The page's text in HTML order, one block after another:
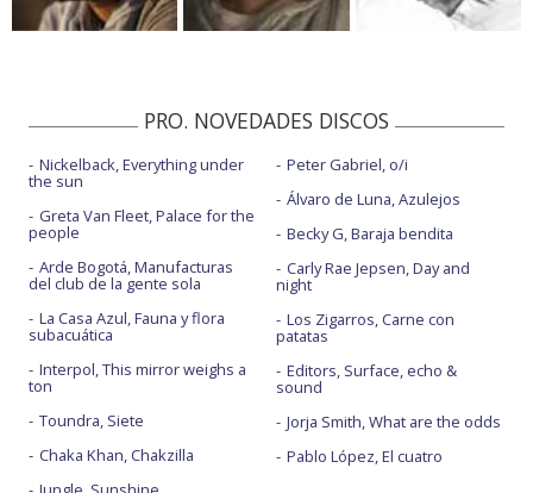
PRO. NOVEDADES DISCOS
Nickelback, Everything under
the sun
Greta Van Fleet, Palace for the
people
Arde Bogotá, Manufacturas
del club de la gente sola
La Casa Azul, Fauna y flora
subacuática
Interpol, This mirror weighs a
ton
Toundra, Siete
Chaka Khan, Chakzilla
Peter Gabriel, o/i
Álvaro de Luna, Azulejos
Becky G, Baraja bendita
Carly Rae Jepsen, Day and
night
Los Zigarros, Carne con
patatas
Editors, Surface, echo &
sound
Jorja Smith, What are the odds
Pablo López, El cuatro